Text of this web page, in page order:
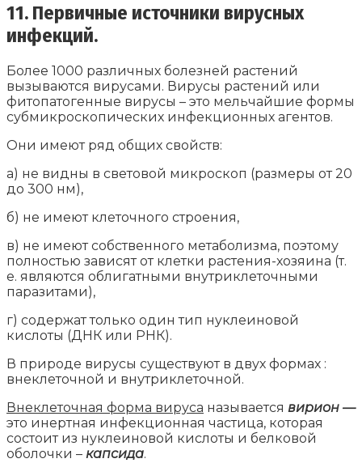
11. Первичные источники вирусных
инфекций.
Более 1000 различных болезней растений
вызываются вирусами. Вирусы растений или
фитопатогенные вирусы – это мельчайшие формы
субмикроскопических инфекционных агентов.
Они имеют ряд общих свойств:
а) не видны в световой микроскоп (размеры от 20
до 300 нм),
б) не имеют клеточного строения,
в) не имеют собственного метаболизма, поэтому
полностью зависят от клетки растения-хозяина (т.
е. являются облигатными внутриклеточными
паразитами),
г) содержат только один тип нуклеиновой
кислоты (ДНК или РНК).
В природе вирусы существуют в двух формах :
внеклеточной и внутриклеточной.
Внеклеточная форма вируса называется вирион —
это инертная инфекционная частица, которая
состоит из нуклеиновой кислоты и белковой
оболочки – капсида.